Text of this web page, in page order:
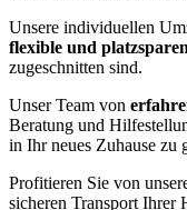
Unsere individuellen
flexible und
zugeschnitten sind.
Unser Team von
Beratung und
in Ihr neues Zuhause zu
Profitieren Sie von
sicheren Transport Ihrer